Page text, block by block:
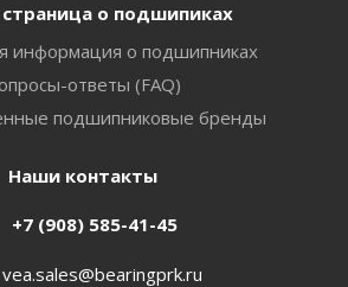
о подшипиках
информация о подшипниках
ответы (FAQ)
подшипниковые бренды
Наши контакты
+7 (908) 585-41-45
vea.sales@bearingprk.ru